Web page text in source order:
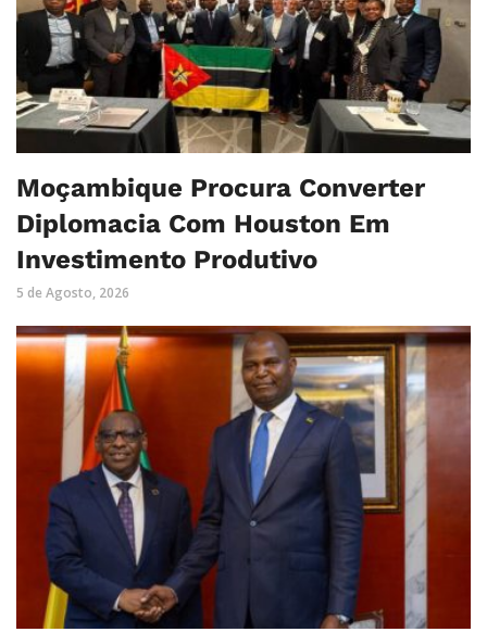
Moçambique Procura Converter
Diplomacia Com Houston Em
Investimento Produtivo
5 de Agosto, 2026